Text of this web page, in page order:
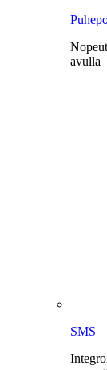
avulla
SMS